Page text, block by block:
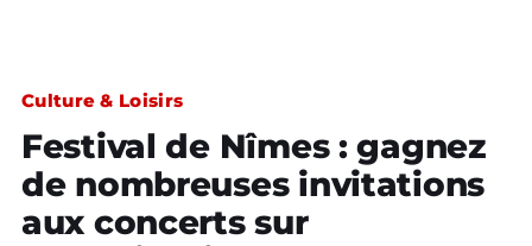
Culture & Loisirs
Festival de Nîmes : gagnez
de nombreuses invitations
aux concerts sur